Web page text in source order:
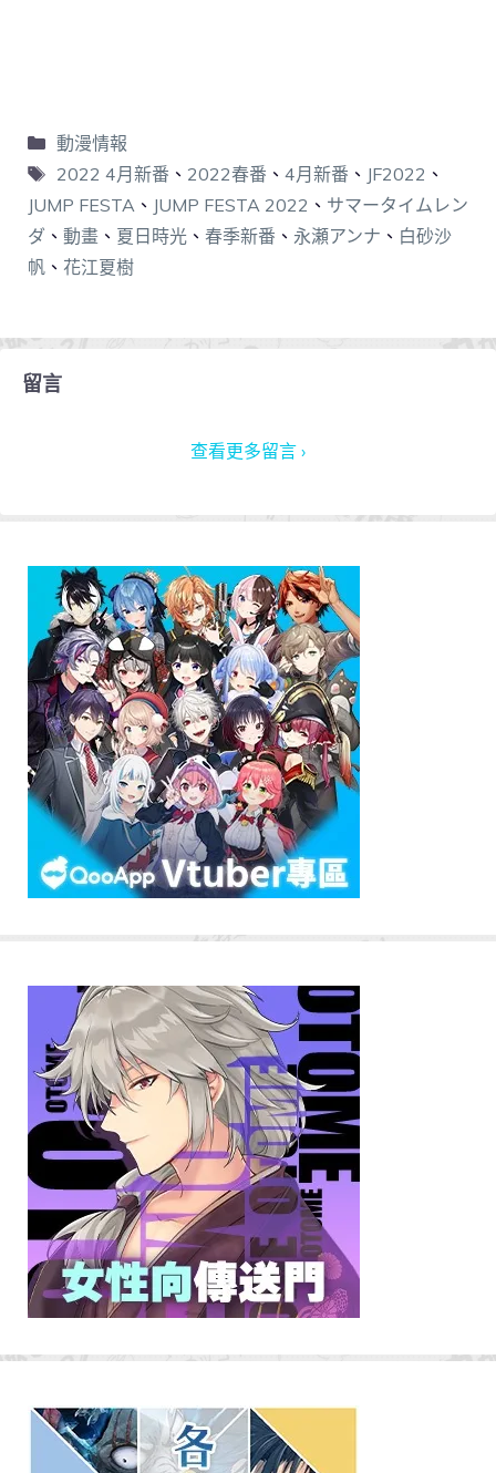
動漫情報
2022 4月新番 、 2022春番 、 4月新番 、 JF2022 、
JUMP FESTA 、 JUMP FESTA 2022 、 サマータイムレン
ダ 、 動畫 、 夏日時光 、 春季新番 、 永瀬アンナ 、 白砂沙
帆 、 花江夏樹
留言
查看更多留言 ›